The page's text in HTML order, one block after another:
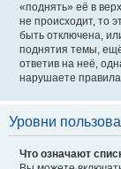
«поднять» её в
не происходит, то
быть отключена,
поднятия темы,
ответив на неё,
нарушаете
Уровни
Что означают